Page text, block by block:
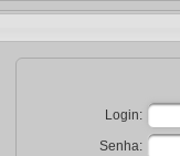
Login:
Senha: